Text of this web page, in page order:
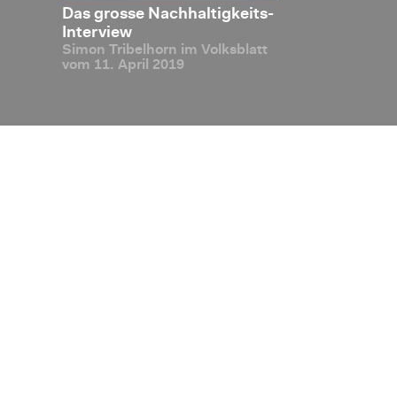
Das gros­se Nach­hal­tig­keits-
In­ter­view
Simon Tri­bel­horn im Volks­blatt
vom 11. April 2019